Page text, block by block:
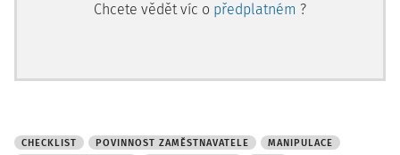
Chcete vědět víc o předplatném ?
CHECKLIST POVINNOST ZAMĚSTNAVATELE
MANIPULACE